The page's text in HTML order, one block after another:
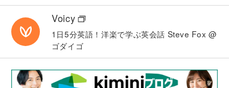
Voicy
1日5分英語！洋楽で学ぶ英会話 Steve Fox @
ゴダイゴ